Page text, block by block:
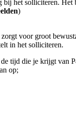
het solliciteren.
)
voor groot
in het solliciteren.
tijd die je krijgt
op;